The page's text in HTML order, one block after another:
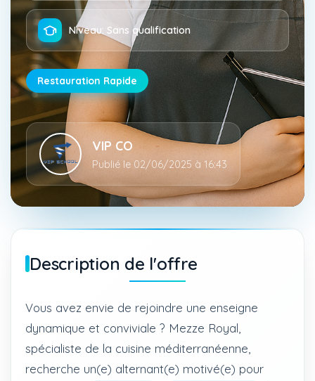
Niveau: Sans qualification
Restauration Rapide
VIP CO
Publié le 02/06/2025 à 16:43
Description de l'offre
Vous avez envie de rejoindre une enseigne
dynamique et conviviale ? Mezze Royal,
spécialiste de la cuisine méditerranéenne,
recherche un(e) alternant(e) motivé(e) pour